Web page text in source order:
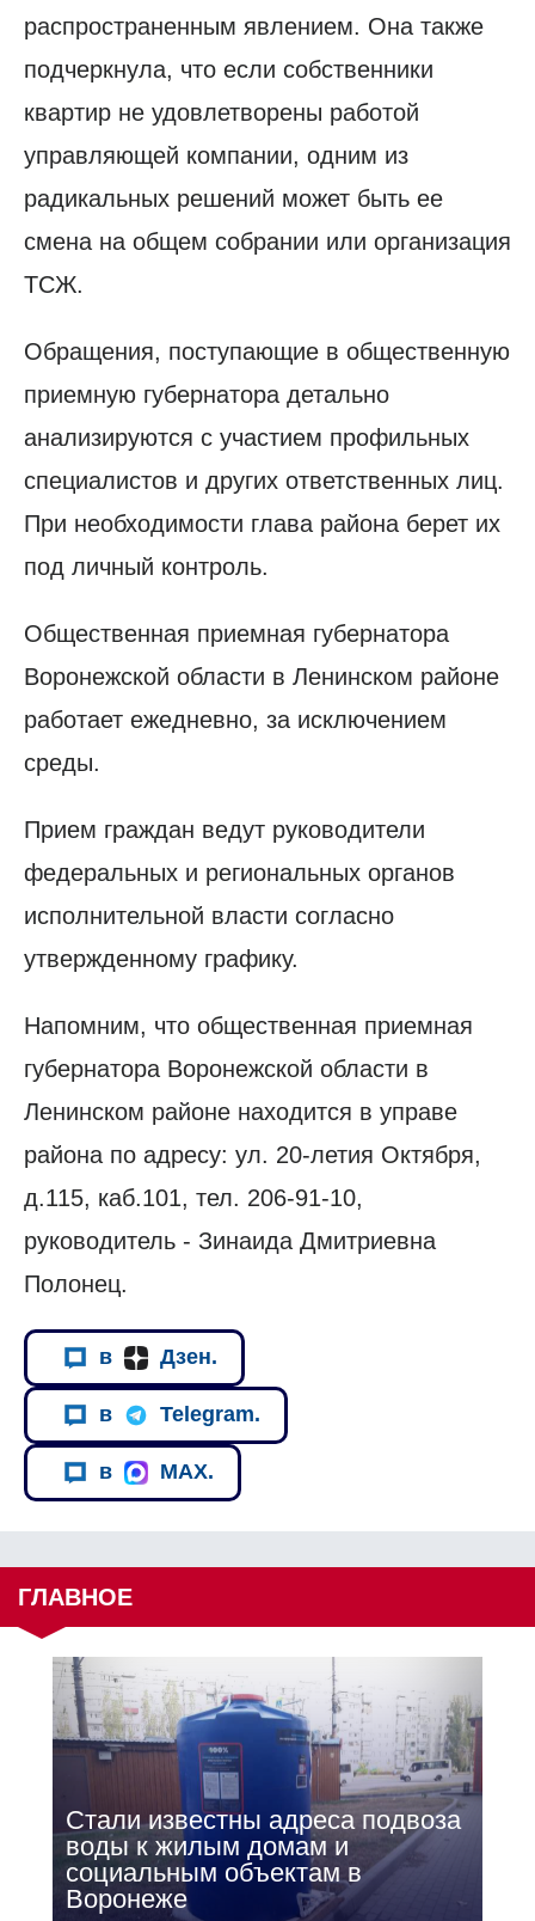
распространенным явлением. Она также
подчеркнула, что если собственники
квартир не удовлетворены работой
управляющей компании, одним из
радикальных решений может быть ее
смена на общем собрании или организация
ТСЖ.
Обращения, поступающие в общественную
приемную губернатора детально
анализируются с участием профильных
специалистов и других ответственных лиц.
При необходимости глава района берет их
под личный контроль.
Общественная приемная губернатора
Воронежской области в Ленинском районе
работает ежедневно, за исключением
среды.
Прием граждан ведут руководители
федеральных и региональных органов
исполнительной власти согласно
утвержденному графику.
Напомним, что общественная приемная
губернатора Воронежской области в
Ленинском районе находится в управе
района по адресу: ул. 20-летия Октября,
д.115, каб.101, тел. 206-91-10,
руководитель - Зинаида Дмитриевна
Полонец.
в Дзен.
в Telegram.
в MAX.
ГЛАВНОЕ
Стали известны адреса подвоза
воды к жилым домам и
социальным объектам в
Воронеже